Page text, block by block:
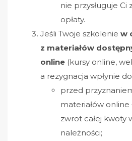
nie przysługuje Ci
opłaty.
Jeśli Twoje szkolenie w
z materiałów
online (kursy online,
a rezygnacja wpłynie
przed
materiałów online
zwrot całej kwoty
należności;